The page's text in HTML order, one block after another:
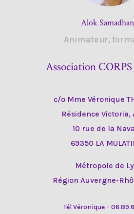
Alok
Animateur,
Association
c/o Mme Véronique
Résidence Victoria,
10 rue de la
69350 LA
Métropole de
Région Auvergne-
Tél Véronique –